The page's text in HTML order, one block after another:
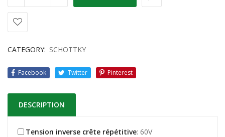
CATEGORY: SCHOTTKY
Facebook Twitter Pinterest
DESCRIPTION
Tension inverse crête répétitive: 60V